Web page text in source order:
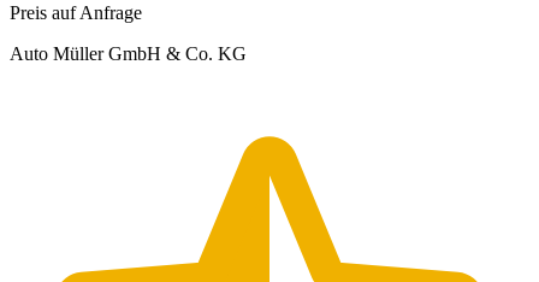
Preis auf Anfrage
Auto Müller GmbH & Co. KG